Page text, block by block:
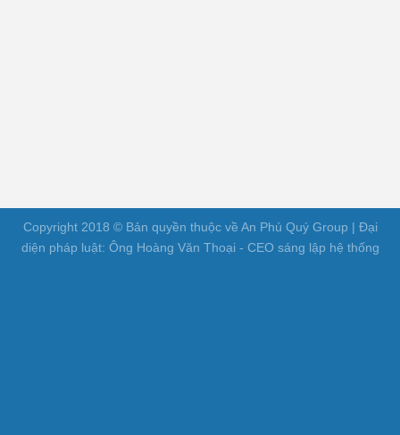
Copyright 2018 © Bản quyền thuộc về An Phú Quý Group | Đại
diện pháp luật: Ông Hoàng Văn Thoại - CEO sáng lập hệ thống